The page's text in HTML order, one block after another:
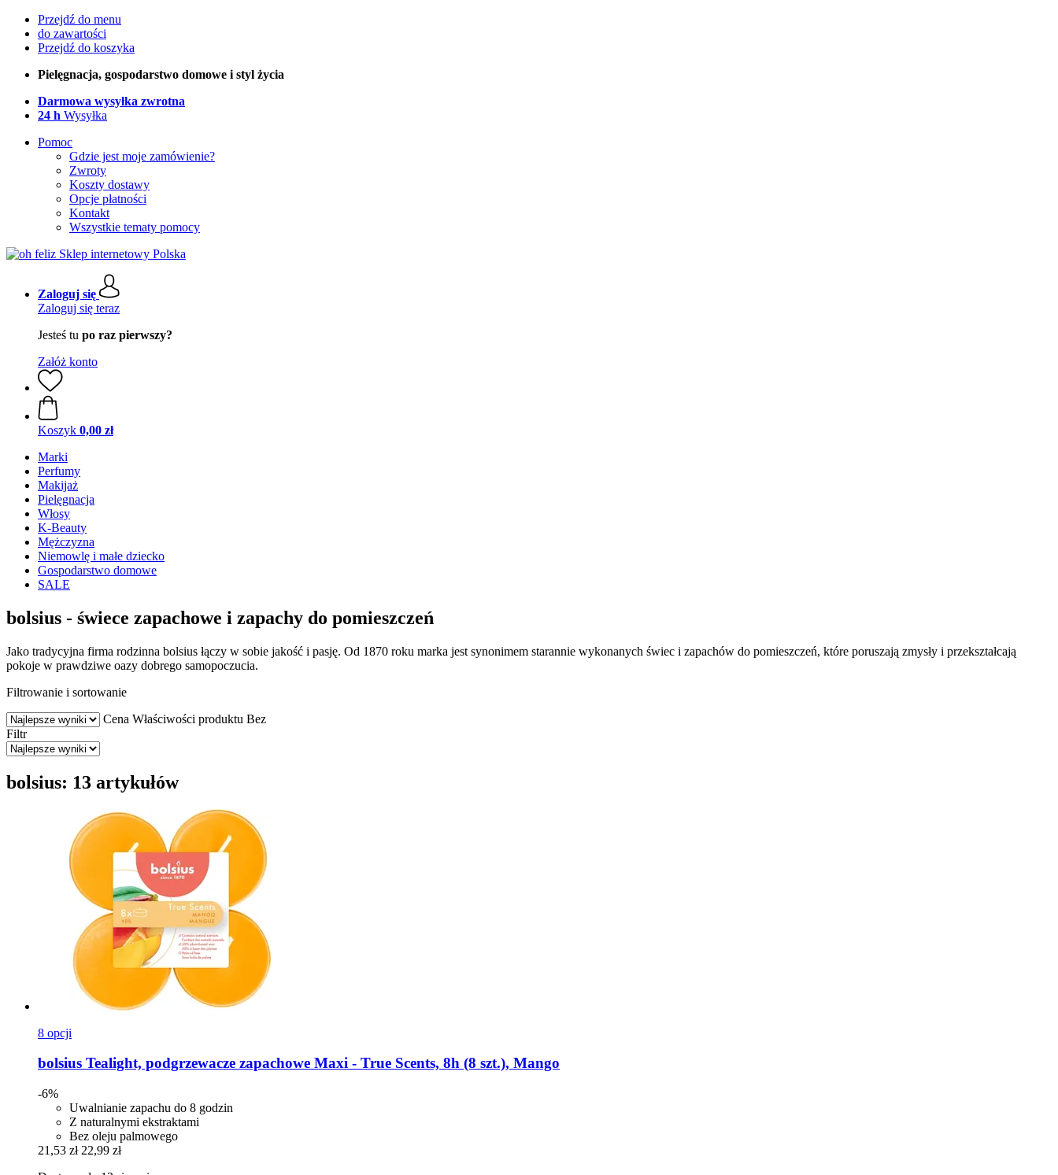
Przejdź do menu
do zawartości
Przejdź do koszyka
Pielęgnacja, gospodarstwo domowe i styl życia
Darmowa wysyłka zwrotna
24 h Wysyłka
Pomoc
Gdzie jest moje zamówienie?
Zwroty
Koszty dostawy
Opcje płatności
Kontakt
Wszystkie tematy pomocy
Zaloguj się
Zaloguj się teraz
Jesteś tu po raz pierwszy?
Załóż konto
Koszyk 0,00 zł
Marki
Perfumy
Makijaż
Pielęgnacja
Włosy
K-Beauty
Mężczyzna
Niemowlę i małe dziecko
Gospodarstwo domowe
SALE
bolsius - świece zapachowe i zapachy do pomieszczeń
Jako tradycyjna firma rodzinna bolsius łączy w sobie jakość i pasję. Od 1870 roku marka jest synonimem starannie wykonanych świec i zapachów do pomieszczeń, które poruszają zmysły i przekształcają
pokoje w prawdziwe oazy dobrego samopoczucia.
Filtrowanie i sortowanie
Cena Właściwości produktu Bez
Filtr
bolsius: 13 artykułów
8 opcji
bolsius Tealight, podgrzewacze zapachowe Maxi -​ True Scents, 8h (8 szt.), Mango
-6%
Uwalnianie zapachu do 8 godzin
Z naturalnymi ekstraktami
Bez oleju palmowego
21,53 zł 22,99 zł